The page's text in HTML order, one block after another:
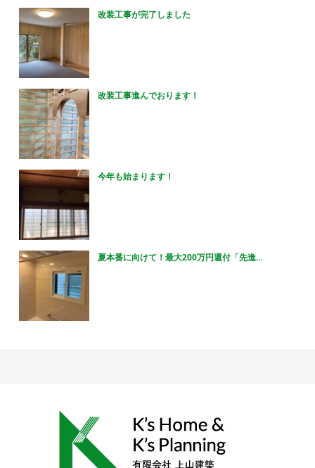
改装工事が完了しました
改装工事進んでおります！
今年も始まります！
夏本番に向けて！最大200万円還付「先進...